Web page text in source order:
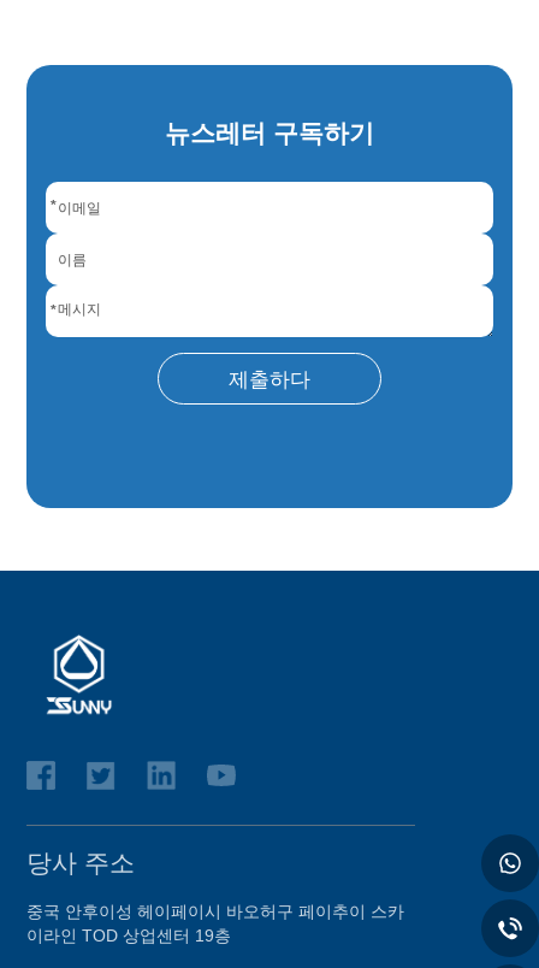
뉴스레터 구독하기
*
*
제출하다
당사 주소
중국 안후이성 헤이페이시 바오허구 페이추이 스카
이라인 TOD 상업센터 19층